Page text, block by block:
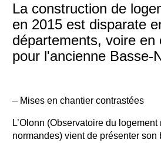
La construction de
en 2015 est disparate
départements, voire en
pour l'ancienne Basse-
– Mises en chantier contrastées
L’Olonn (Observatoire du
normandes) vient de présenter son